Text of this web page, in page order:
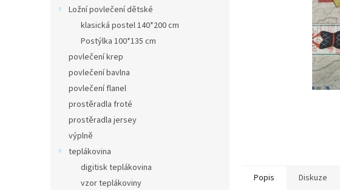
Ložní povlečení dětské
klasická postel 140*200 cm
Postýlka 100*135 cm
povlečení krep
povlečení bavlna
povlečení flanel
prostěradla froté
prostěradla jersey
výplně
teplákovina
digitisk teplákovina
vzor teplákoviny
Popis Diskuze